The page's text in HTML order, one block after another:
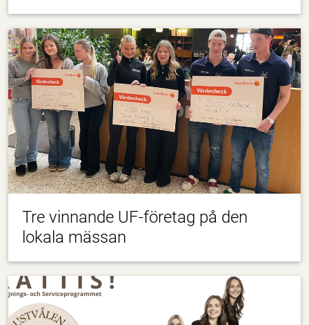
Tre vinnande UF-företag på den
lokala mässan